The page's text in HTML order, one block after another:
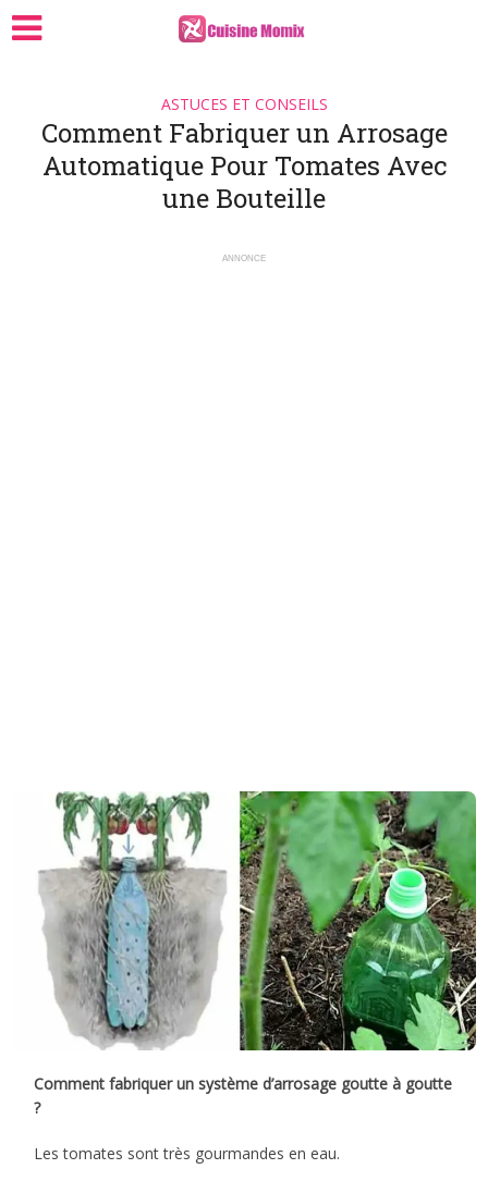
ASTUCES ET CONSEILS
Comment Fabriquer un Arrosage
Automatique Pour Tomates Avec
une Bouteille
ANNONCE
Comment fabriquer un système d’arrosage goutte à goutte
?
Les tomates sont très gourmandes en eau.